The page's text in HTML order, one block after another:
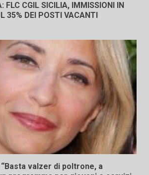
FLC CGIL SICILIA, IMMISSIONI IN
35% DEI POSTI VACANTI
“Basta valzer di poltrone, a